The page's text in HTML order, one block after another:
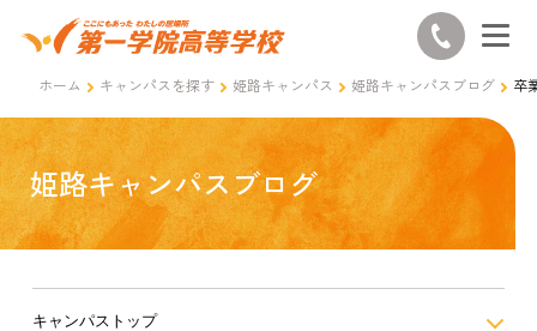
ホーム キャンパスを探す 姫路キャンパス 姫路キャンパスブログ 卒
姫路キャンパスブログ
キャンパストップ